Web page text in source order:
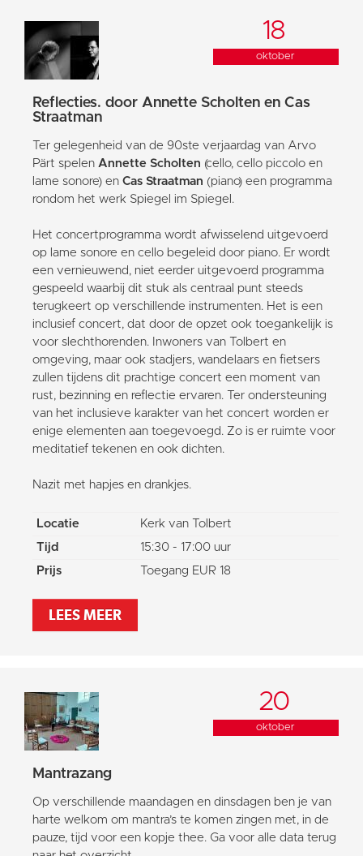
18
oktober
Reflecties. door Annette Scholten en Cas
Straatman
Ter gelegenheid van de 90ste verjaardag van Arvo
Pärt spelen Annette Scholten (cello, cello piccolo en
lame sonore) en Cas Straatman (piano) een programma
rondom het werk Spiegel im Spiegel.
Het concertprogramma wordt afwisselend uitgevoerd
op lame sonore en cello begeleid door piano. Er wordt
een vernieuwend, niet eerder uitgevoerd programma
gespeeld waarbij dit stuk als centraal punt steeds
terugkeert op verschillende instrumenten. Het is een
inclusief concert, dat door de opzet ook toegankelijk is
voor slechthorenden. Inwoners van Tolbert en
omgeving, maar ook stadjers, wandelaars en fietsers
zullen tijdens dit prachtige concert een moment van
rust, bezinning en reflectie ervaren. Ter ondersteuning
van het inclusieve karakter van het concert worden er
enige elementen aan toegevoegd. Zo is er ruimte voor
meditatief tekenen en ook dichten.
Nazit met hapjes en drankjes.
Locatie
Kerk van Tolbert
Tijd
15:30 - 17:00 uur
Prijs
Toegang EUR 18
LEES MEER
20
oktober
Mantrazang
Op verschillende maandagen en dinsdagen ben je van
harte welkom om mantra’s te komen zingen met, in de
pauze, tijd voor een kopje thee. Ga voor alle data terug